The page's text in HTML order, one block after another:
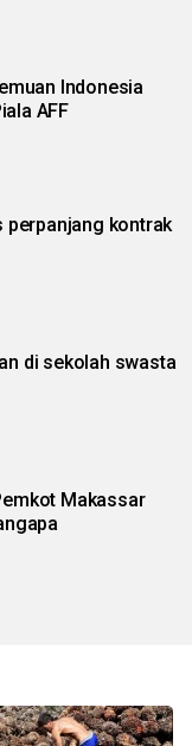
Indonesia
AFF
di sekolah swasta
Makassar